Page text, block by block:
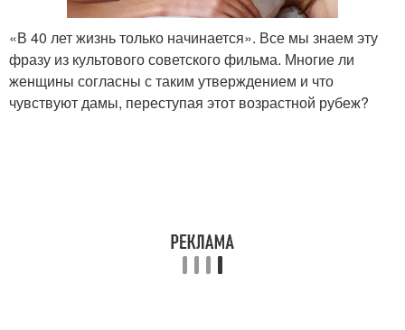
«В 40 лет жизнь только начинается». Все мы знаем эту
фразу из культового советского фильма. Многие ли
женщины согласны с таким утверждением и что
чувствуют дамы, переступая этот возрастной рубеж?